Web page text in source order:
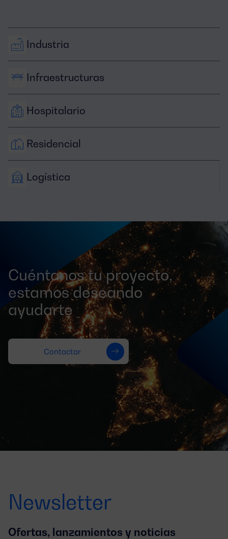
Industria
Infraestructuras
Hospitalario
Residencial
Logística
Cuéntanos tu proyecto,
estamos deseando
ayudarte
Contactar
Newsletter
Ofertas, lanzamientos y noticias